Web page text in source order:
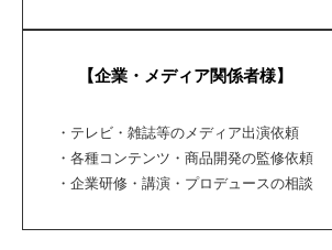
【企業・メディア関係者様】
・テレビ・雑誌等のメディア出演依頼
・各種コンテンツ・商品開発の監修依頼
・企業研修・講演・プロデュースの相談